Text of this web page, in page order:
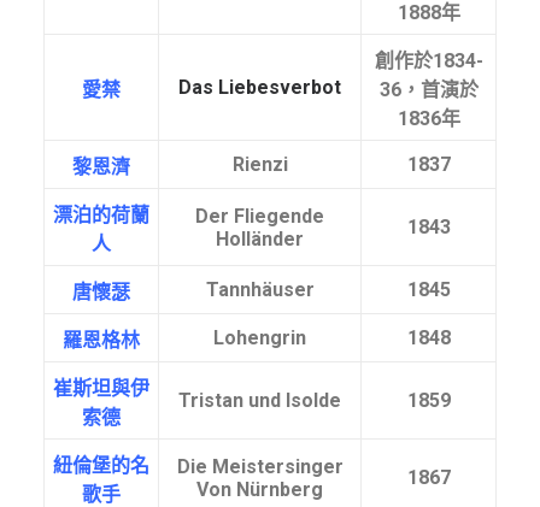
1888年
愛禁 Das Liebesverbot
創作於1834-
36，首演於
1836年
黎恩濟 Rienzi 1837
漂泊的荷蘭
人
Der Fliegende
Holländer
1843
唐懷瑟 Tannhäuser 1845
羅恩格林 Lohengrin 1848
崔斯坦與伊
索德
Tristan und Isolde 1859
紐倫堡的名
歌手
Die Meistersinger
Von Nürnberg
1867